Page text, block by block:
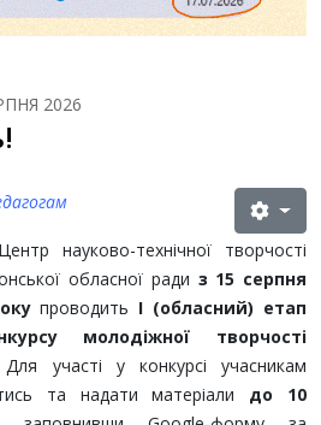
2026
науково-технічної творчості
обласної ради з 15 серпня
проводить І (обласний) етап
молодіжної творчості
участі у конкурсі учасникам
та надати матеріали до 10